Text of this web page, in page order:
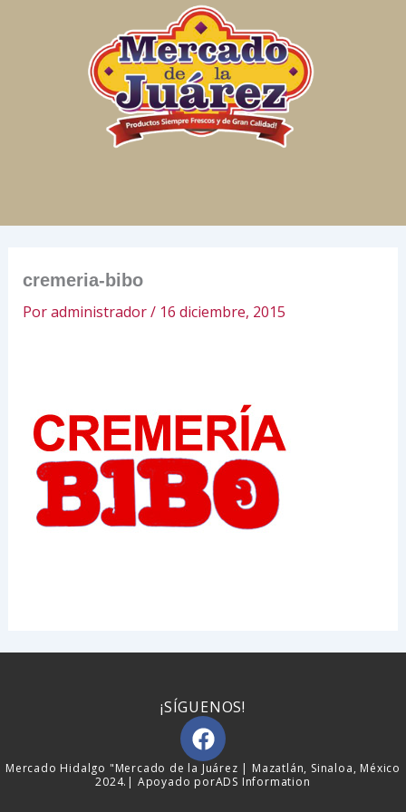
cremeria-bibo
Poradministrador/ 16 diciembre, 2015
¡SÍGUENOS!
F
a
c
e
Mercado Hidalgo "Mercado de la Juárez | Mazatlán, Sinaloa, México
2024.| Apoyado porADS Information